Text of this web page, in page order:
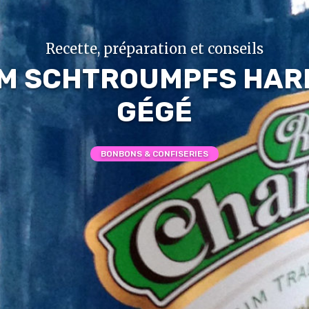
Recette, préparation et conseils
SCHTROUMPFS
GÉGÉ
BONBONS & CONFISERIES